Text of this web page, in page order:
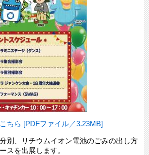
ちら [PDFファイル／3.23MB]
別、リチウムイオン電池のごみの出し方
スを出展します。